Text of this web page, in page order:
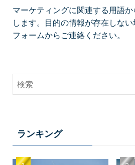
マーケティングに関連する用語
します。目的の情報が存在しな
フォームからご連絡ください。
ランキング